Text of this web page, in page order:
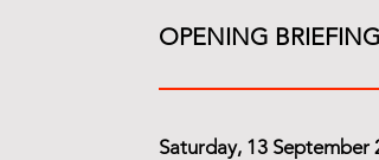
OPENING BRIEFING
Saturday, 13 September